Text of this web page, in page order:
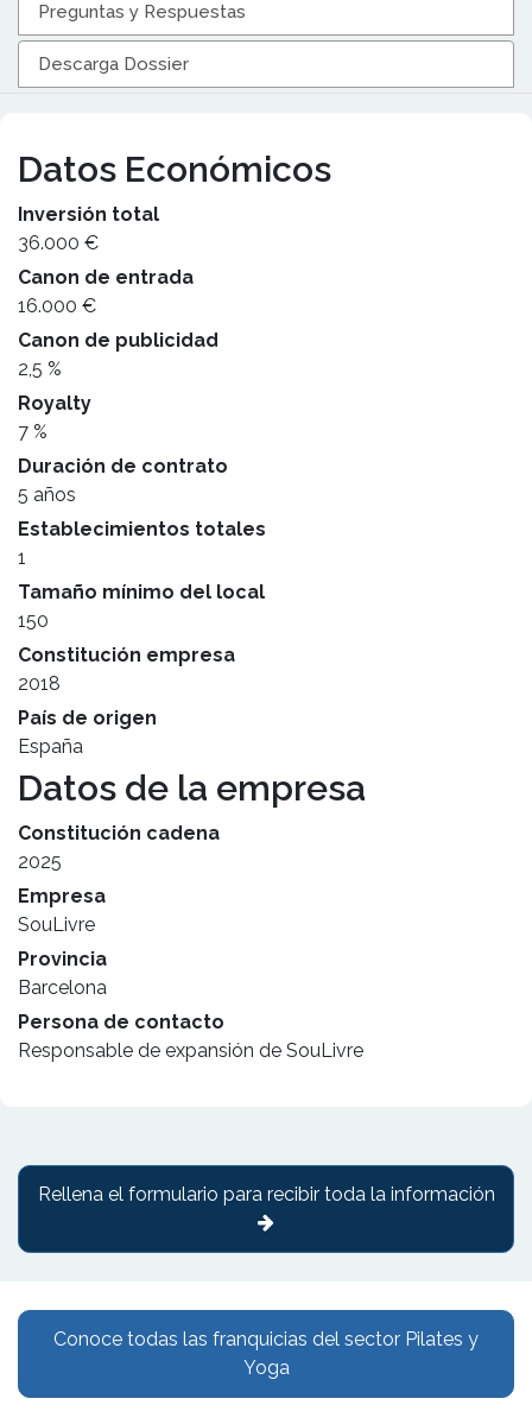
Preguntas y Respuestas
Descarga Dossier
Datos Económicos
Inversión total
36.000 €
Canon de entrada
16.000 €
Canon de publicidad
2,5 %
Royalty
7 %
Duración de contrato
5 años
Establecimientos totales
1
Tamaño mínimo del local
150
Constitución empresa
2018
País de origen
España
Datos de la empresa
Constitución cadena
2025
Empresa
SouLivre
Provincia
Barcelona
Persona de contacto
Responsable de expansión de SouLivre
Conoce todas las franquicias del sector Pilates y
Yoga